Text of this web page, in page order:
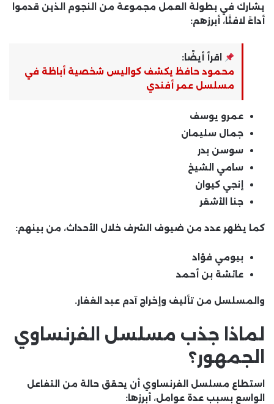
يشارك في بطولة العمل مجموعة من النجوم الذين قدموا
أداءً لافتًا، أبرزهم:
اقرأ أيضًا:
محمود حافظ يكشف كواليس شخصية أباظة في
مسلسل عمر أفندي
عمرو يوسف
جمال سليمان
سوسن بدر
سامي الشيخ
إنجي كيوان
جنا الأشقر
كما يظهر عدد من ضيوف الشرف خلال الأحداث، من بينهم:
بيومي فؤاد
عائشة بن أحمد
والمسلسل من تأليف وإخراجآدم عبد الغفار.
لماذا جذب مسلسل الفرنساوي
الجمهور؟
استطاع مسلسل الفرنساوي أن يحقق حالة من التفاعل
الواسع بسبب عدة عوامل، أبرزها: